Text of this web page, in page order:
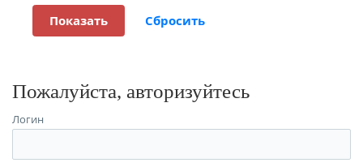
Пожалуйста, авторизуйтесь
Логин